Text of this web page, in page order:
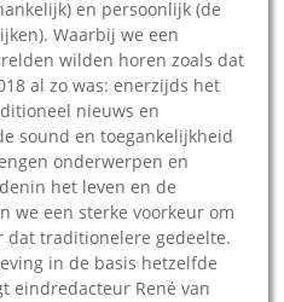
en persoonlijk (de
Waarbij we een
wilden horen zoals dat
al zo was: enerzijds het
nieuws en
sound en toegankelijkheid
onderwerpen en
het leven en de
we een sterke voorkeur om
dat traditionelere gedeelte.
in de basis hetzelfde
eindredacteur René van